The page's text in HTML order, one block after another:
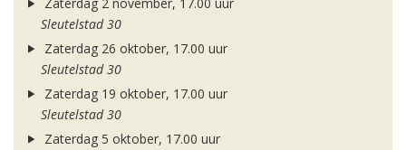
Zaterdag 2 november, 17.00 uur
Sleutelstad 30
Zaterdag 26 oktober, 17.00 uur
Sleutelstad 30
Zaterdag 19 oktober, 17.00 uur
Sleutelstad 30
Zaterdag 5 oktober, 17.00 uur